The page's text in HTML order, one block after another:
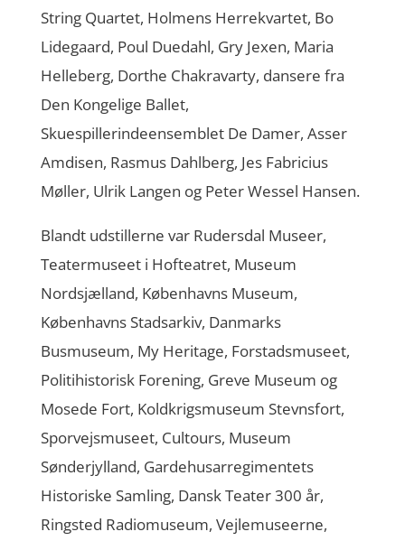
String Quartet, Holmens Herrekvartet, Bo
Lidegaard, Poul Duedahl, Gry Jexen, Maria
Helleberg, Dorthe Chakravarty, dansere fra
Den Kongelige Ballet,
Skuespillerindeensemblet De Damer, Asser
Amdisen, Rasmus Dahlberg, Jes Fabricius
Møller, Ulrik Langen og Peter Wessel Hansen.
Blandt udstillerne var Rudersdal Museer,
Teatermuseet i Hofteatret, Museum
Nordsjælland, Københavns Museum,
Københavns Stadsarkiv, Danmarks
Busmuseum, My Heritage, Forstadsmuseet,
Politihistorisk Forening, Greve Museum og
Mosede Fort, Koldkrigsmuseum Stevnsfort,
Sporvejsmuseet, Cultours, Museum
Sønderjylland, Gardehusarregimentets
Historiske Samling, Dansk Teater 300 år,
Ringsted Radiomuseum, Vejlemuseerne,